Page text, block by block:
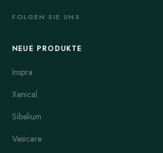
FOLGEN SIE UNS
NEUE PRODUKTE
Inspra
Xenical
Sibelium
Vesicare